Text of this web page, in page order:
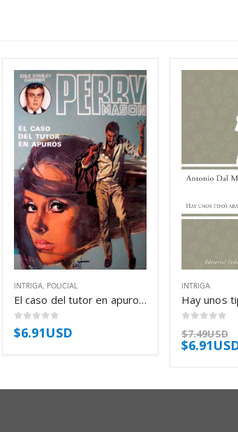
INTRIGA POLICIAL
El caso del tutor en apuros – Erle Stanley Gardner
0out of 5
$6.91USD
INTRIGA
$7.49USD
$